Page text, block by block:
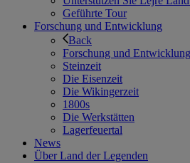
Geführte Tour
Forschung und Entwicklung
Back
Forschung und Entwicklung
Steinzeit
Die Eisenzeit
Die Wikingerzeit
1800s
Die Werkstätten
Lagerfeuertal
News
Über Land der Legenden